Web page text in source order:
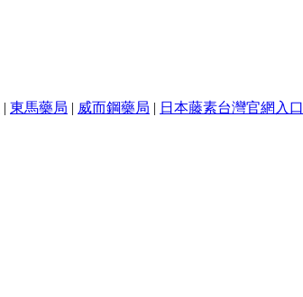
| 東馬藥局 | 威而鋼藥局 | 日本藤素台灣官網入口